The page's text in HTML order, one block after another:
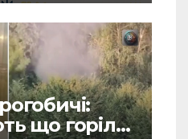
що горіло